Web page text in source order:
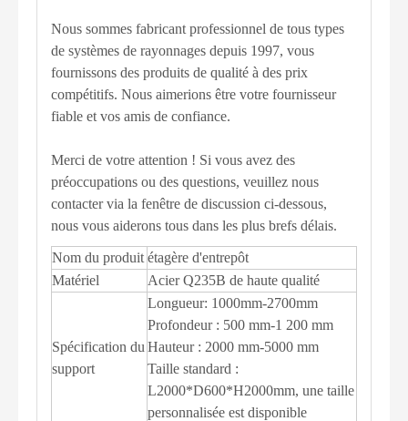
Nous sommes fabricant professionnel de tous types
de systèmes de rayonnages depuis 1997, vous
fournissons des produits de qualité à des prix
compétitifs. Nous aimerions être votre fournisseur
fiable et vos amis de confiance.
Merci de votre attention ! Si vous avez des
préoccupations ou des questions, veuillez nous
contacter via la fenêtre de discussion ci-dessous,
nous vous aiderons tous dans les plus brefs délais.
Nom du produit étagère d'entrepôt
Matériel
Acier Q235B de haute qualité
Spécification du
support
Longueur: 1000mm-2700mm
Profondeur : 500 mm-1 200 mm
Hauteur : 2000 mm-5000 mm
Taille standard :
L2000*D600*H2000mm, une taille
personnalisée est disponible